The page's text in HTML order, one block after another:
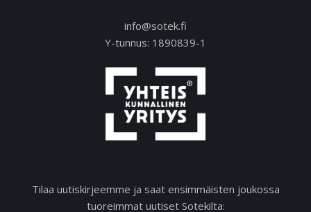
info@sotek.fi
Y-tunnus: 1890839-1
Tilaa uutiskirjeemme ja saat ensimmäisten joukossa
tuoreimmat uutiset Sotekilta: